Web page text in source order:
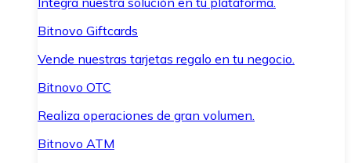
Bitnovo Giftcards
Vende nuestras tarjetas regalo en tu negocio.
Bitnovo OTC
Realiza operaciones de gran volumen.
Bitnovo ATM